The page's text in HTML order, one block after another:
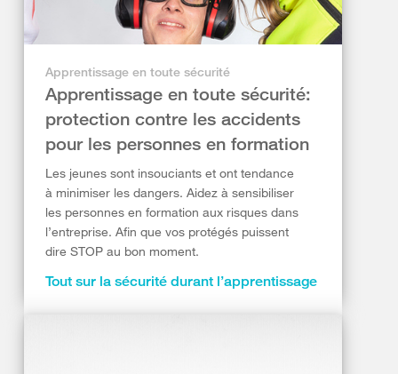
Apprentissage en toute sécurité
Apprentissage en toute sécurité:
protection contre les accidents
pour les personnes en formation
Les jeunes sont insouciants et ont tendance
à minimiser les dangers. Aidez à sensibiliser
les personnes en formation aux risques dans
l’entreprise. Afin que vos protégés puissent
dire STOP au bon moment.
Tout sur la sécurité durant l’apprentissage